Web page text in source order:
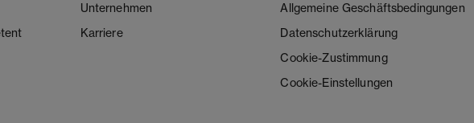
Unternehmen
Karriere
Allgemeine Geschäftsbedingungen
Datenschutzerklärung
Cookie-Zustimmung
Cookie-Einstellungen